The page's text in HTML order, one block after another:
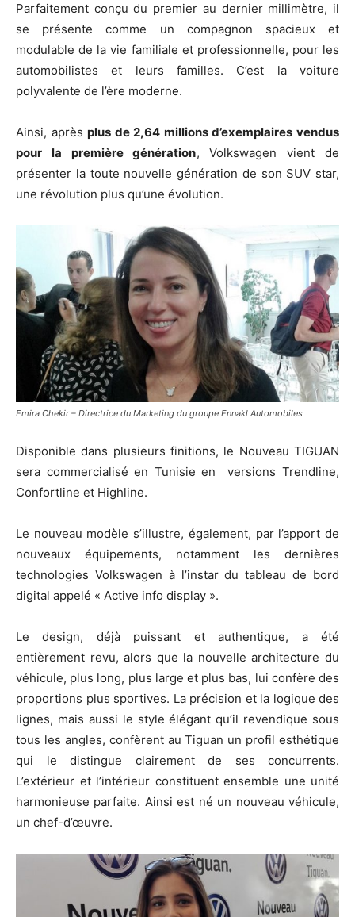
Parfaitement conçu du premier au dernier millimètre, il
se présente comme un compagnon spacieux et
modulable de la vie familiale et professionnelle, pour les
automobilistes et leurs familles. C’est la voiture
polyvalente de l’ère moderne.
Ainsi, aprèsplus de 2,64 millions d’exemplaires vendus
pour la première génération, Volkswagen vient de
présenter la toute nouvelle génération de son SUV star,
une révolution plus qu’une évolution.
Emira Chekir – Directrice du Marketing du groupe Ennakl Automobiles
Disponible dans plusieurs finitions, le Nouveau TIGUAN
sera commercialisé en Tunisie en versions Trendline,
Confortline et Highline.
Le nouveau modèle s’illustre, également, par l’apport de
nouveaux équipements, notamment les dernières
technologies Volkswagen à l’instar du tableau de bord
digital appelé « Active info display ».
Le design, déjà puissant et authentique, a été
entièrement revu, alors que la nouvelle architecture du
véhicule, plus long, plus large et plus bas, lui confère des
proportions plus sportives. La précision et la logique des
lignes, mais aussi le style élégant qu’il revendique sous
tous les angles, confèrent au Tiguan un profil esthétique
qui le distingue clairement de ses concurrents.
L’extérieur et l’intérieur constituent ensemble une unité
harmonieuse parfaite. Ainsi est né un nouveau véhicule,
un chef-d’œuvre.